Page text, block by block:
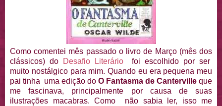
Como comentei mês passado o livro de Março (mês dos
clássicos) do
Desafio Literáriofoi escolhido por ser
muito nostálgico para mim. Quando eu era pequena meu
pai tinha uma edição do O Fantasma de Canterville que
me fascinava, principalmente por causa de suas
ilustrações macabras. Como não sabia ler, isso me